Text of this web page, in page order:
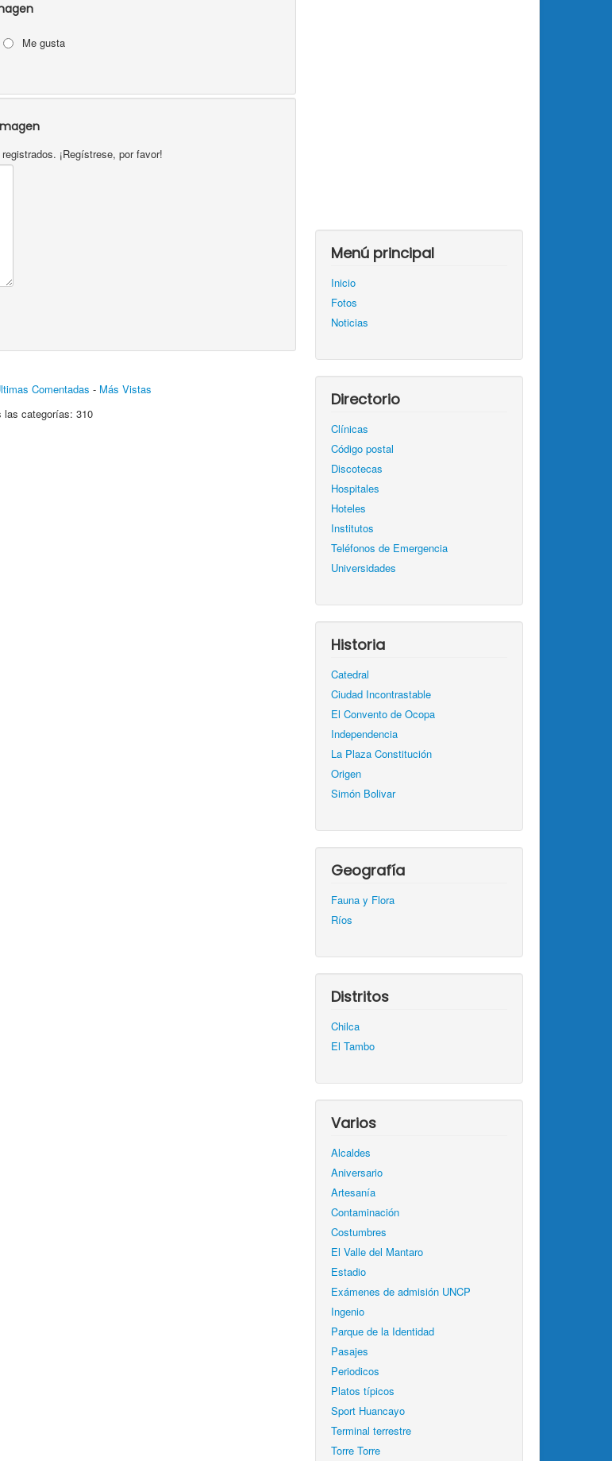
Me gusta
¡Regístrese, por favor!
Comentadas - Más Vistas
las categorías: 310
Menú principal
Inicio
Fotos
Noticias
Directorio
Clínicas
Código postal
Discotecas
Hospitales
Hoteles
Institutos
Teléfonos de Emergencia
Universidades
Historia
Catedral
Ciudad Incontrastable
El Convento de Ocopa
Independencia
La Plaza Constitución
Origen
Simón Bolivar
Geografía
Fauna y Flora
Ríos
Distritos
Chilca
El Tambo
Varios
Alcaldes
Aniversario
Artesanía
Contaminación
Costumbres
El Valle del Mantaro
Estadio
Exámenes de admisión UNCP
Ingenio
Parque de la Identidad
Pasajes
Periodicos
Platos típicos
Sport Huancayo
Terminal terrestre
Torre Torre